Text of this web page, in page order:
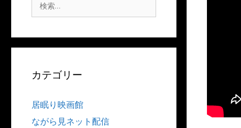
索:
カテゴリー
居眠り映画館
ながら見ネット配信